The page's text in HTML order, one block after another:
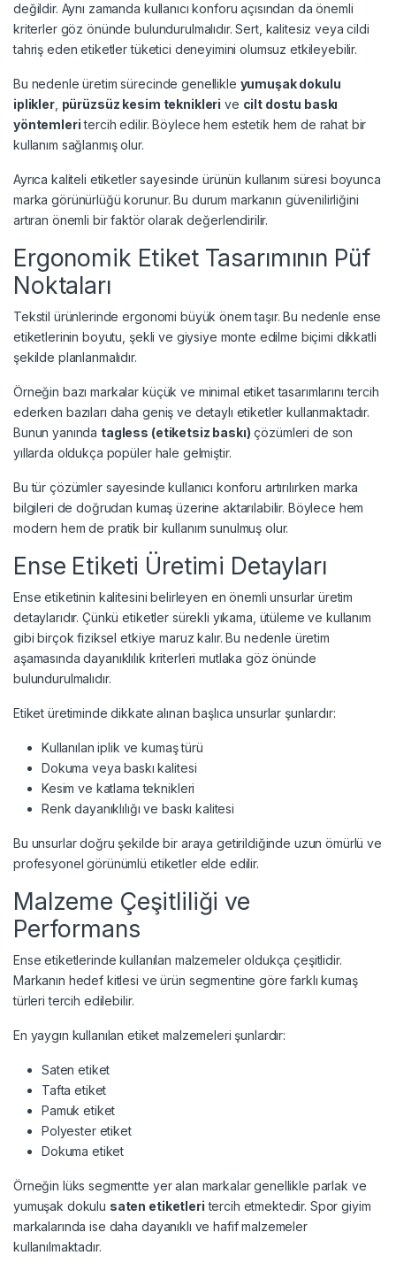
değildir. Aynı zamanda kullanıcı konforu açısından da önemli
kriterler göz önünde bulundurulmalıdır. Sert, kalitesiz veya cildi
tahriş eden etiketler tüketici deneyimini olumsuz etkileyebilir.
Bu nedenle üretim sürecinde genellikle yumuşak dokulu
iplikler, pürüzsüz kesim teknikleri ve cilt dostu baskı
yöntemleritercih edilir. Böylece hem estetik hem de rahat bir
kullanım sağlanmış olur.
Ayrıca kaliteli etiketler sayesinde ürünün kullanım süresi boyunca
marka görünürlüğü korunur. Bu durum markanın güvenilirliğini
artıran önemli bir faktör olarak değerlendirilir.
Ergonomik Etiket Tasarımının Püf
Noktaları
Tekstil ürünlerinde ergonomi büyük önem taşır. Bu nedenle ense
etiketlerinin boyutu, şekli ve giysiye monte edilme biçimi dikkatli
şekilde planlanmalıdır.
Örneğin bazı markalar küçük ve minimal etiket tasarımlarını tercih
ederken bazıları daha geniş ve detaylı etiketler kullanmaktadır.
Bunun yanında tagless (etiketsiz baskı) çözümleri de son
yıllarda oldukça popüler hale gelmiştir.
Bu tür çözümler sayesinde kullanıcı konforu artırılırken marka
bilgileri de doğrudan kumaş üzerine aktarılabilir. Böylece hem
modern hem de pratik bir kullanım sunulmuş olur.
Ense Etiketi Üretimi Detayları
Ense etiketinin kalitesini belirleyen en önemli unsurlar üretim
detaylarıdır. Çünkü etiketler sürekli yıkama, ütüleme ve kullanım
gibi birçok fiziksel etkiye maruz kalır. Bu nedenle üretim
aşamasında dayanıklılık kriterleri mutlaka göz önünde
bulundurulmalıdır.
Etiket üretiminde dikkate alınan başlıca unsurlar şunlardır:
Kullanılan iplik ve kumaş türü
Dokuma veya baskı kalitesi
Kesim ve katlama teknikleri
Renk dayanıklılığı ve baskı kalitesi
Bu unsurlar doğru şekilde bir araya getirildiğinde uzun ömürlü ve
profesyonel görünümlü etiketler elde edilir.
Malzeme Çeşitliliği ve
Performans
Ense etiketlerinde kullanılan malzemeler oldukça çeşitlidir.
Markanın hedef kitlesi ve ürün segmentine göre farklı kumaş
türleri tercih edilebilir.
En yaygın kullanılan etiket malzemeleri şunlardır:
Saten etiket
Tafta etiket
Pamuk etiket
Polyester etiket
Dokuma etiket
Örneğin lüks segmentte yer alan markalar genellikle parlak ve
yumuşak dokulu saten etiketleri tercih etmektedir. Spor giyim
markalarında ise daha dayanıklı ve hafif malzemeler
kullanılmaktadır.